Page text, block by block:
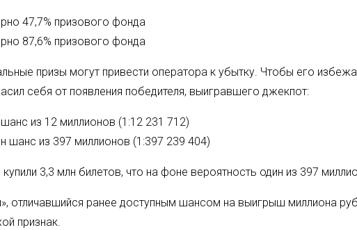
47,7% призового фонда
87,6% призового фонда
призы могут привести оператора к убытку. Чтобы его
себя от появления победителя, выигравшего джекпот:
из 12 миллионов (1:12 231 712)
шанс из 397 миллионов (1:397 239 404)
3,3 млн билетов, что на фоне вероятность один из 397
отличавшийся ранее доступным шансом на выигрыш миллиона
признак.